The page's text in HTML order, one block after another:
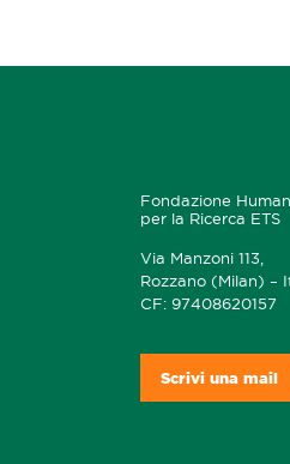
Fondazione
per la Ricerca ETS
Via Manzoni 113,
Rozzano (Milan) –
CF: 97408620157
Scrivi una mail